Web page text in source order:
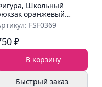
Школьный
оранжевый
71 смFSF0369
₽
В корзину
Быстрый заказ